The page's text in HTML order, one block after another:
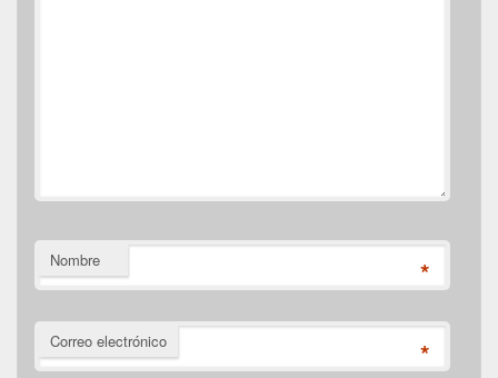
Nombre *
Correo electrónico *